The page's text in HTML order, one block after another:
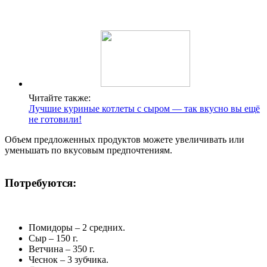
Читайте также:
Лучшие куриные котлеты с сыром — так вкусно вы ещё
не готовили!
Объем предложенных продуктов можете увеличивать или
уменьшать по вкусовым предпочтениям.
Потребуются:
Помидоры – 2 средних.
Сыр – 150 г.
Ветчина – 350 г.
Чеснок – 3 зубчика.